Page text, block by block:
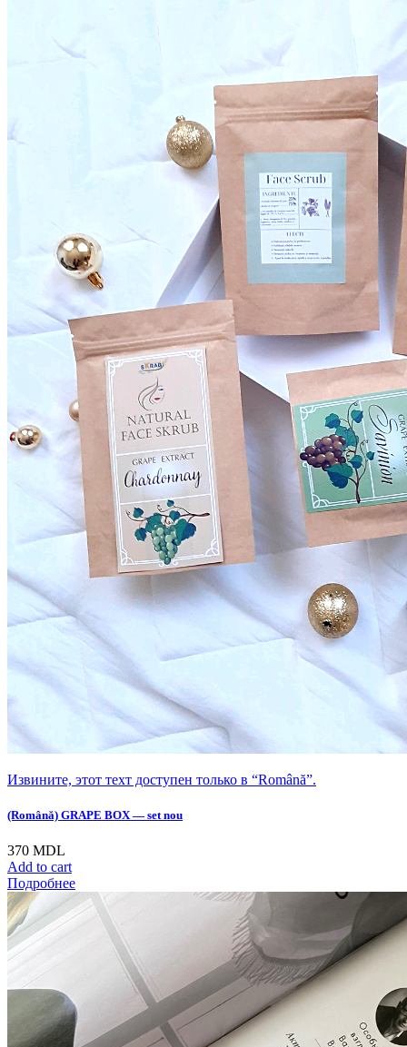
Извините, этот техт доступен только в “Română”.
(Română) GRAPE BOX — set nou
370 MDL
Add to cart
Подробнее